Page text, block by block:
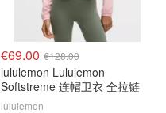
€69.00 €128.00
lululemon Lululemon
Softstreme 连帽卫衣 全拉链
lululemon